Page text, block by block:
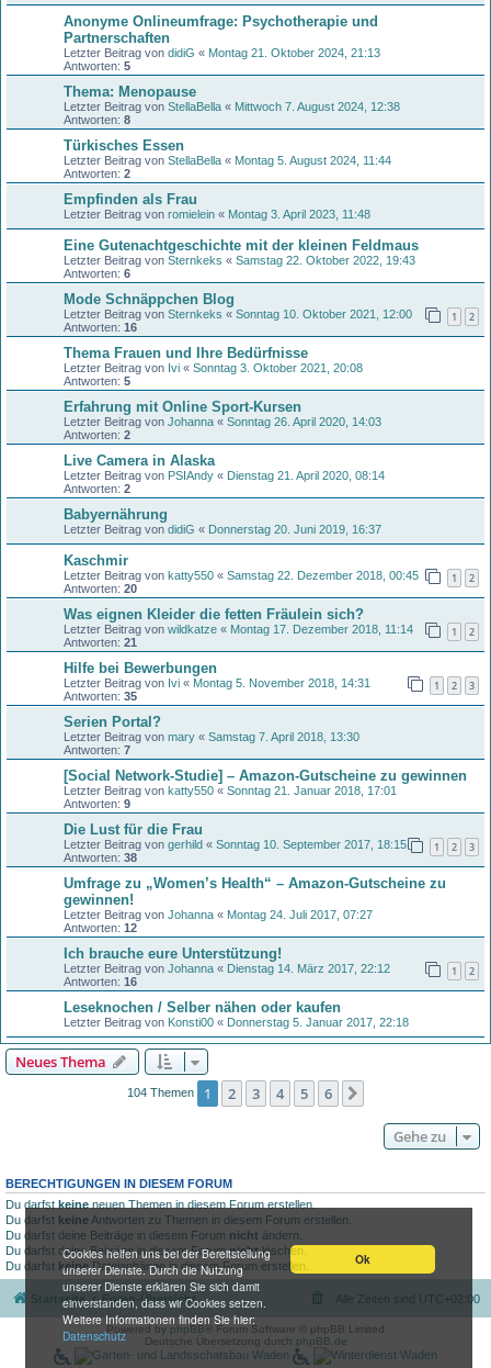
Ok
Cookies helfen uns bei der Bereitstellung
unserer Dienste. Durch die Nutzung
unserer Dienste erklären Sie sich damit
einverstanden, dass wir Cookies setzen.
Weitere Informationen finden Sie hier:
Datenschutz
Anonyme Onlineumfrage: Psychotherapie und
Partnerschaften
Letzter Beitrag von didiG « Montag 21. Oktober 2024, 21:13
Antworten: 5
Thema: Menopause
Letzter Beitrag von StellaBella « Mittwoch 7. August 2024, 12:38
Antworten: 8
Türkisches Essen
Letzter Beitrag von StellaBella « Montag 5. August 2024, 11:44
Antworten: 2
Empfinden als Frau
Letzter Beitrag von romielein « Montag 3. April 2023, 11:48
Eine Gutenachtgeschichte mit der kleinen Feldmaus
Letzter Beitrag von Sternkeks « Samstag 22. Oktober 2022, 19:43
Antworten: 6
Mode Schnäppchen Blog
Letzter Beitrag von Sternkeks « Sonntag 10. Oktober 2021, 12:00
Antworten: 16
1 2
Thema Frauen und Ihre Bedürfnisse
Letzter Beitrag von Ivi « Sonntag 3. Oktober 2021, 20:08
Antworten: 5
Erfahrung mit Online Sport-Kursen
Letzter Beitrag von Johanna « Sonntag 26. April 2020, 14:03
Antworten: 2
Live Camera in Alaska
Letzter Beitrag von PSIAndy « Dienstag 21. April 2020, 08:14
Antworten: 2
Babyernährung
Letzter Beitrag von didiG « Donnerstag 20. Juni 2019, 16:37
Kaschmir
Letzter Beitrag von katty550 « Samstag 22. Dezember 2018, 00:45
Antworten: 20
1 2
Was eignen Kleider die fetten Fräulein sich?
Letzter Beitrag von wildkatze « Montag 17. Dezember 2018, 11:14
Antworten: 21
1 2
Hilfe bei Bewerbungen
Letzter Beitrag von Ivi « Montag 5. November 2018, 14:31
Antworten: 35
1 2 3
Serien Portal?
Letzter Beitrag von mary « Samstag 7. April 2018, 13:30
Antworten: 7
[Social Network-Studie] – Amazon-Gutscheine zu gewinnen
Letzter Beitrag von katty550 « Sonntag 21. Januar 2018, 17:01
Antworten: 9
Die Lust für die Frau
Letzter Beitrag von gerhild « Sonntag 10. September 2017, 18:15
Antworten: 38
1 2 3
Umfrage zu „Women’s Health“ – Amazon-Gutscheine zu
gewinnen!
Letzter Beitrag von Johanna « Montag 24. Juli 2017, 07:27
Antworten: 12
Ich brauche eure Unterstützung!
Letzter Beitrag von Johanna « Dienstag 14. März 2017, 22:12
Antworten: 16
1 2
Leseknochen / Selber nähen oder kaufen
Letzter Beitrag von Konsti00 « Donnerstag 5. Januar 2017, 22:18
Neues Thema
104 Themen 1 2 3 4 5 6
Gehe zu
BERECHTIGUNGEN IN DIESEM FORUM
Du darfst keine neuen Themen in diesem Forum erstellen.
Du darfst keine Antworten zu Themen in diesem Forum erstellen.
Du darfst deine Beiträge in diesem Forum nicht ändern.
Du darfst deine Beiträge in diesem Forumnichtlöschen.
Du darfst keineDateianhänge in diesem Forum erstellen.
Startseite Foren-Übersicht Alle Zeiten sind UTC+02:00
Powered by phpBB ® Forum Software © phpBB Limited
Deutsche Übersetzung durch phpBB.de